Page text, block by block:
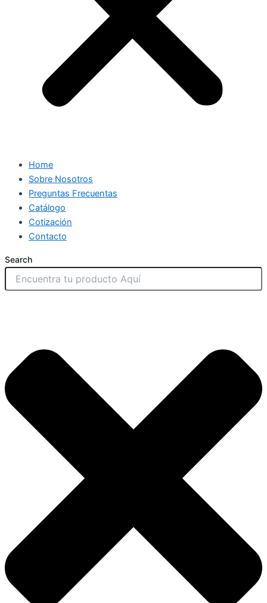
Home
Sobre Nosotros
Preguntas Frecuentas
Catálogo
Cotización
Contacto
Search